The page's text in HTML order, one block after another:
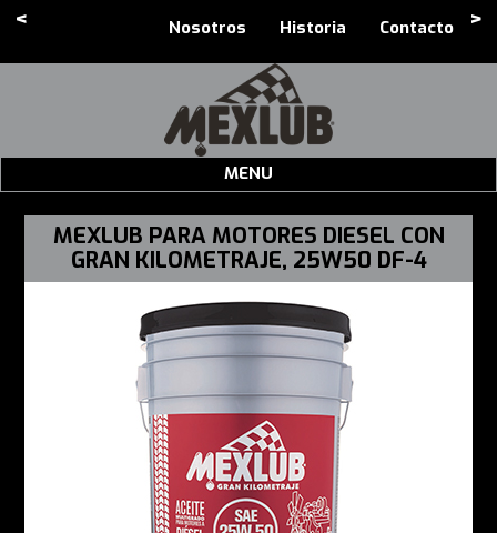
< Nosotros Historia Contacto >
MENU
MEXLUB PARA MOTORES DIESEL CON
GRAN KILOMETRAJE, 25W50 DF-4